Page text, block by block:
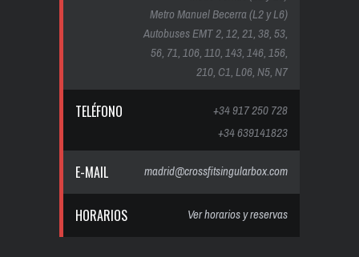
Metro Manuel Becerra (L2 y L6)
Autobuses EMT 2, 12, 21, 38, 53,
56, 71, 106, 110, 143, 146, 156,
210, C1, L06, N5, N7
TELÉFONO
+34 917 250 728
+34 639141823
E-MAIL madrid@crossfitsingularbox.com
HORARIOS Ver horarios y reservas